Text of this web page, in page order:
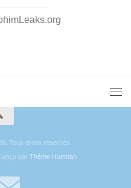
Tous droits réservés.
parThème Hueman